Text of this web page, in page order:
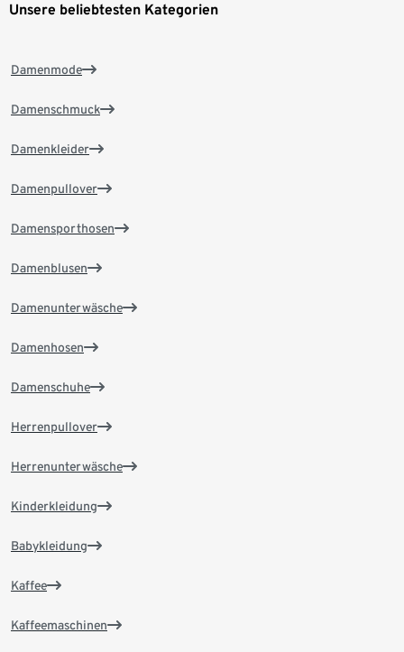
Unsere beliebtesten Kategorien
Damenmode
Damenschmuck
Damenkleider
Damenpullover
Damensporthosen
Damenblusen
Damenunterwäsche
Damenhosen
Damenschuhe
Herrenpullover
Herrenunterwäsche
Kinderkleidung
Babykleidung
Kaffee
Kaffeemaschinen